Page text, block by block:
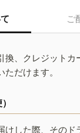
ご
換、クレジットカ
ただけます。
けした際、そのド